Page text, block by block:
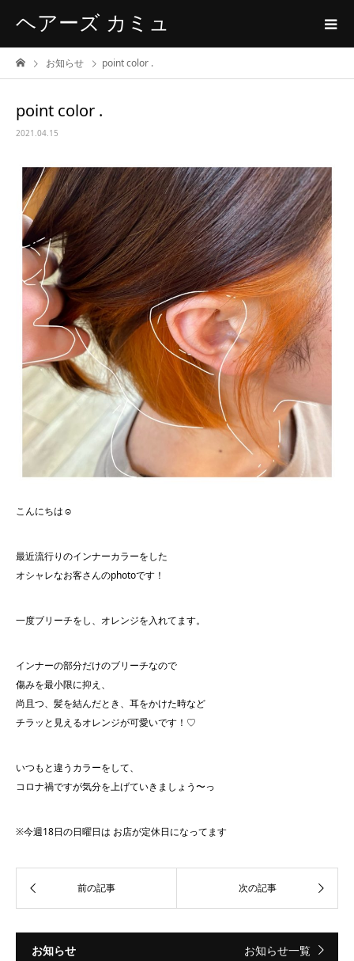
ヘアーズ カミュ
お知らせ point color .
point color .
2021.04.15
こんにちは☺︎
最近流行りのインナーカラーをした
オシャレなお客さんのphotoです！
一度ブリーチをし、オレンジを入れてます。
インナーの部分だけのブリーチなので
傷みを最小限に抑え、
尚且つ、髪を結んだとき、耳をかけた時など
チラッと見えるオレンジが可愛いです！♡
いつもと違うカラーをして、
コロナ禍ですが気分を上げていきましょう〜っ
※今週18日の日曜日は お店が定休日になってます
お知らせ お知らせ一覧